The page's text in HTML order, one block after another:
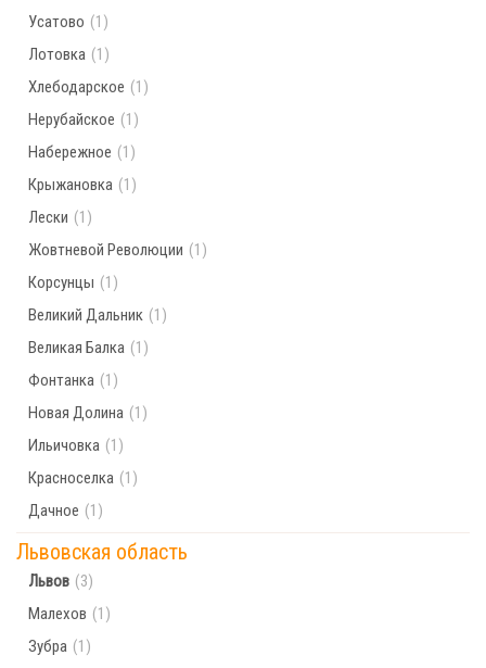
Усатово (1)
Лотовка (1)
Хлебодарское (1)
Нерубайское (1)
Набережное (1)
Крыжановка (1)
Лески (1)
Жовтневой Революции (1)
Корсунцы (1)
Великий Дальник (1)
Великая Балка (1)
Фонтанка (1)
Новая Долина (1)
Ильичовка (1)
Красноселка (1)
Дачное (1)
Львовская область
Львов (3)
Малехов (1)
Зубра (1)